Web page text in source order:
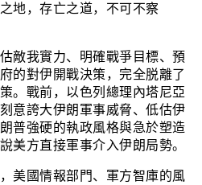
地，存亡之道，不可不察
敵我實力、明確戰爭目標、預
的對伊開戰決策，完全脱離了
。戰前，以色列總理內塔尼亞
意誇大伊朗軍事威脅、低估伊
普強硬的執政風格與急於塑造
美方直接軍事介入伊朗局勢。
美國情報部門、軍方智庫的風